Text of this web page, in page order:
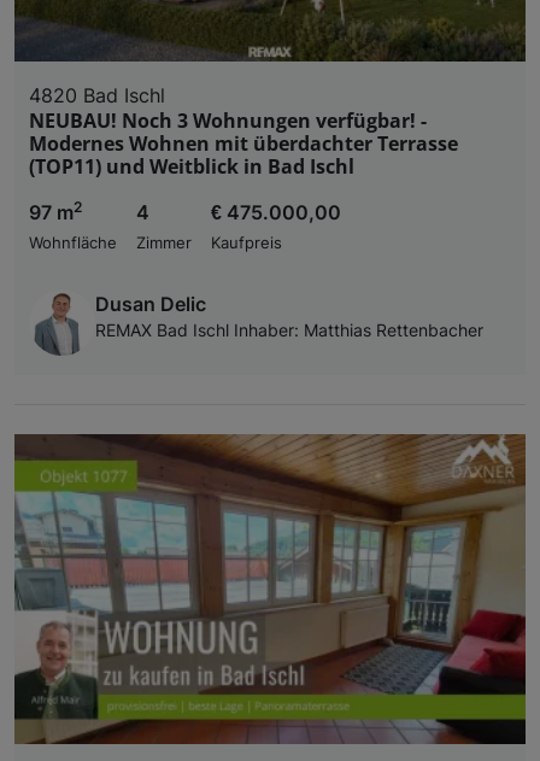
4820 Bad Ischl
NEUBAU! Noch 3 Wohnungen verfügbar! -
Modernes Wohnen mit überdachter Terrasse
(TOP11) und Weitblick in Bad Ischl
97 m2
Wohnfläche
4
Zimmer
€ 475.000,00
Kaufpreis
Dusan Delic
REMAX Bad Ischl Inhaber: Matthias Rettenbacher